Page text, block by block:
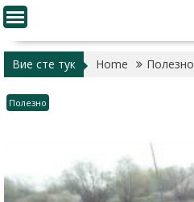
Вие сте тук Home Полезно
Полезно